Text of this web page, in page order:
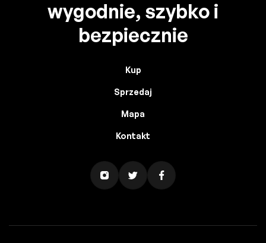
wygodnie, szybko i
bezpiecznie
Kup
Sprzedaj
Mapa
Kontakt